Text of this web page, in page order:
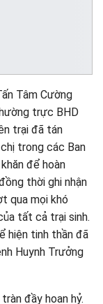
Tâm Cường
trực BHD
trại đã tán
trong các Ban
để hoàn
thời ghi nhận
qua mọi khó
tất cả trại sinh.
hiện tinh thần đã
Huynh Trưởng
đầy hoan hỷ.